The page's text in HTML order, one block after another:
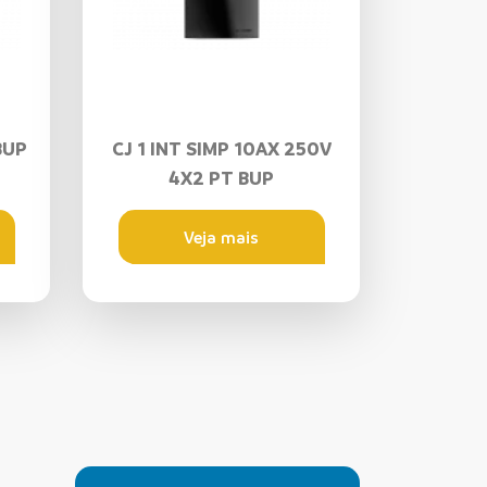
CJ 1 INT SIMP 10AX 250V
4X2 PT BUP
Veja mais